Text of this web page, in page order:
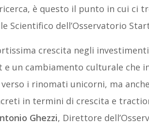
è questo il punto in cui ci
Scientifico dell’Osservatorio
crescita negli
e un cambiamento culturale che
i rinomati unicorni, ma
in termini di crescita e
Ghezzi, Direttore